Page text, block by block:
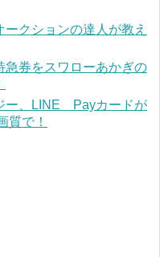
クションの達人が教え
急券をスワローあかぎの
ー、LINE Payカードが
質で！